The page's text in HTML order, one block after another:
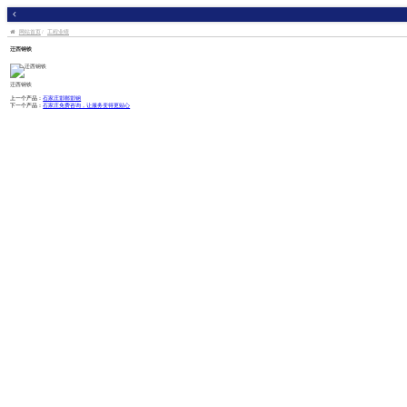
网站首页 工程业绩
迁西钢铁
迁西钢铁
上一个产品：石家庄邯郸邯钢
下一个产品：石家庄免费咨询，让服务变得更贴心